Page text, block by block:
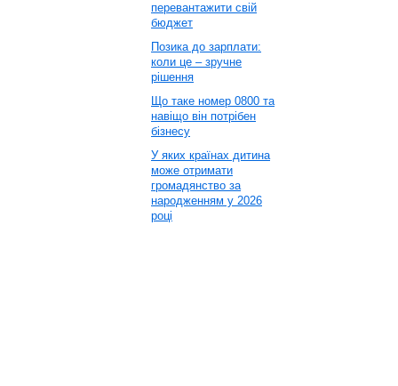
перевантажити свій
бюджет
Позика до зарплати:
коли це – зручне
рішення
Що таке номер 0800 та
навіщо він потрібен
бізнесу
У яких країнах дитина
може отримати
громадянство за
народженням у 2026
році